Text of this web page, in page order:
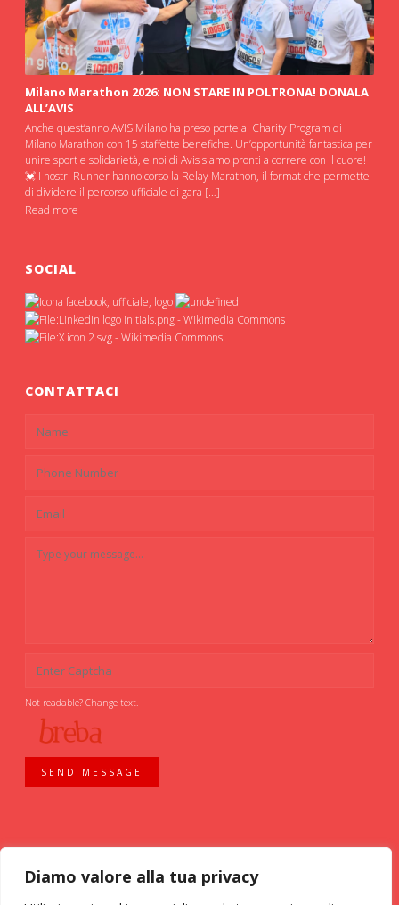
Diamo valore alla tua privacy
Milano Marathon 2026: NON STARE IN POLTRONA! DONALA
ALL’AVIS
Anche quest’anno AVIS Milano ha preso porte al Charity Program di
Milano Marathon con 15 staffette benefiche. Un’opportunità fantastica per
unire sport e solidarietà, e noi di Avis siamo pronti a correre con il cuore!
💓 I nostri Runner hanno corso la Relay Marathon, il format che permette
di dividere il percorso ufficiale di gara […]
Read more
SOCIAL
CONTATTACI
Not readable? Change text.
SEND MESSAGE